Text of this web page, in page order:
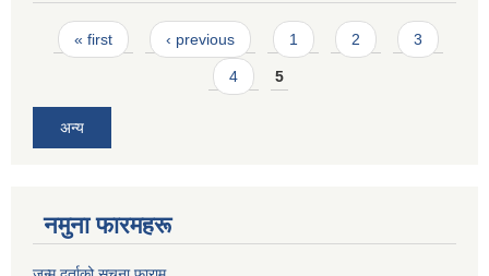
Pages
« first ‹ previous 1 2 3
4 5
अन्य
नमुना फारमहरू